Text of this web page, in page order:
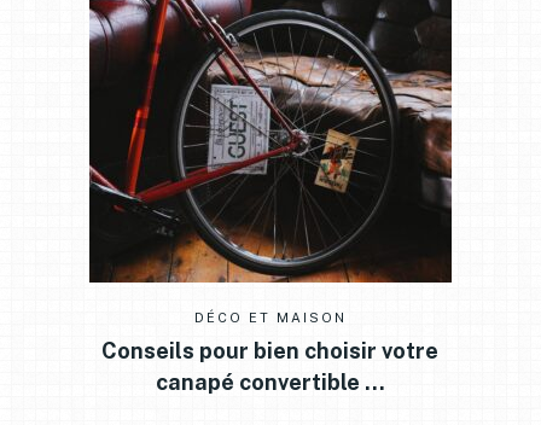
DÉCO ET MAISON
Conseils pour bien choisir votre
canapé convertible …